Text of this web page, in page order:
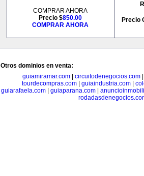
COMPRAR AHORA
Precio $850.00
COMPRAR AHORA
Precio
Otros dominios en venta:
guiamiramar.com
circuitodenegocios.com
tourdecompras.com
guiaindustria.com
guiarafaela.com| guiaparana.com|